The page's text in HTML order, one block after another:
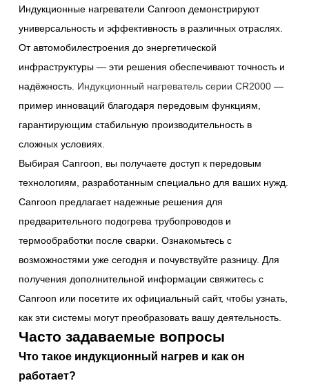
Индукционные нагреватели Canroon демонстрируют
универсальность и эффективность в различных отраслях.
От автомобилестроения до энергетической
инфраструктуры — эти решения обеспечивают точность и
надёжность. Индукционный нагреватель серии CR2000 —
пример инноваций благодаря передовым функциям,
гарантирующим стабильную производительность в
сложных условиях.
Выбирая Canroon, вы получаете доступ к передовым
технологиям, разработанным специально для ваших нужд.
Canroon предлагает надежные решения для
предварительного подогрева трубопроводов и
термообработки после сварки. Ознакомьтесь с
возможностями уже сегодня и почувствуйте разницу. Для
получения дополнительной информации свяжитесь с
Canroon или посетите их официальный сайт, чтобы узнать,
как эти системы могут преобразовать вашу деятельность.
Часто задаваемые вопросы
Что такое индукционный нагрев и как он
работает?